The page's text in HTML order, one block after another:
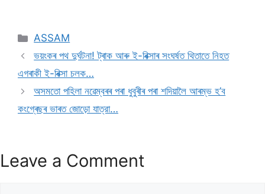
ASSAM
ভয়ংকৰ পথ দুৰ্ঘটনা! ট্ৰাক আৰু ই-ৰিক্সাৰ সংঘৰ্ষত থিতাতে নিহত
এগৰাকী ই-ৰিক্সা চলক…
অসমতো পহিলা নৱেম্বৰৰ পৰা ধুবুৰীৰ পৰা শদিয়ালৈ আৰম্ভ হ’ব
কংগ্ৰেছৰ ভাৰত জোড়ো যাত্রা…
Leave a Comment